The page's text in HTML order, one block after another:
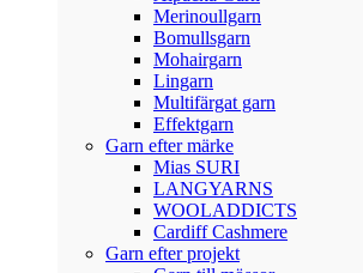
Merinoullgarn
Bomullsgarn
Mohairgarn
Lingarn
Multifärgat garn
Effektgarn
Garn efter märke
Mias SURI
LANGYARNS
WOOLADDICTS
Cardiff Cashmere
Garn efter projekt